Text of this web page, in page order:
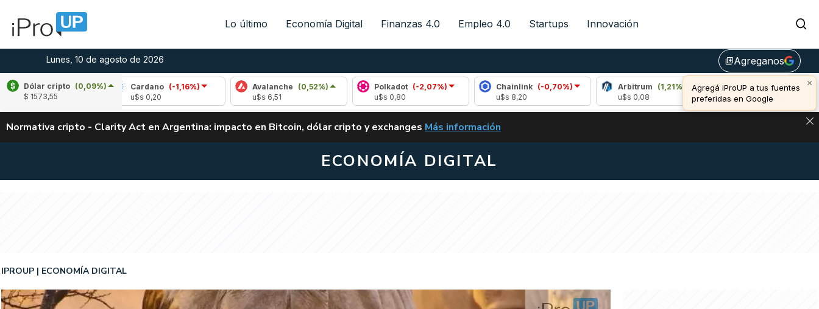
Lo último Economía Digital Finanzas 4.0 Empleo 4.0 Startups Innovación
Lunes, 10 de agosto de 2026 library_addAgreganos
×
Agregá iProUP a tus fuentes
preferidas en Google
Dólar cripto (0,09%)
$ 1573,55
Cardano
(-1,16%)
Avalanche
(0,52%)
Polkadot
(-2,07%)
Chainlink
(-0,70%)
Arbitrum
(1,21%)
Bitcoin (0,45%)
u$s 65.052,00
Normativa cripto - Clarity Act en Argentina: impacto en Bitcoin, dólar cripto y exchanges CLARITY ACT EN ARGENTINA: IMPACTO EN BITCOIN, DÓLAR CRIPTO Y EXCHANGES
Más información
ECONOMÍA DIGITAL
IPROUP ECONOMÍA DIGITAL